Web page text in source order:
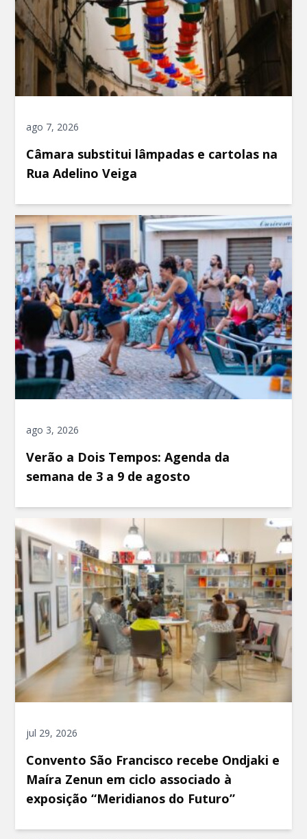
ago 7, 2026
Câmara substitui lâmpadas e cartolas na
Rua Adelino Veiga
ago 3, 2026
Verão a Dois Tempos: Agenda da
semana de 3 a 9 de agosto
jul 29, 2026
Convento São Francisco recebe Ondjaki e
Maíra Zenun em ciclo associado à
exposição “Meridianos do Futuro”